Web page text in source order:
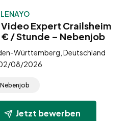
LENAYO
Expert Crailsheim
/ Stunde – Nebenjob
Württemberg, Deutschland
08/2026
Nebenjob
Jetzt bewerben